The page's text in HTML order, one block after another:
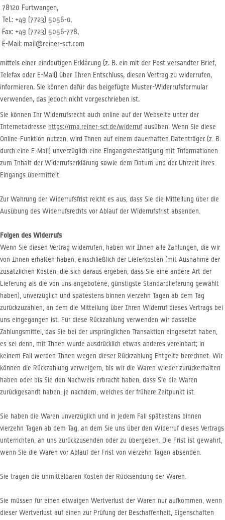
78120 Furtwangen,
Tel.: +49 (7723) 5056-0,
Fax: +49 (7723) 5056-778,
E-Mail: mail@reiner-sct.com
mittels einer eindeutigen Erklärung (z. B. ein mit der Post versandter Brief,
Telefax oder E-Mail) über Ihren Entschluss, diesen Vertrag zu widerrufen,
informieren. Sie können dafür das beigefügte Muster-Widerrufsformular
verwenden, das jedoch nicht vorgeschrieben ist.
Sie können Ihr Widerrufsrecht auch online auf der Webseite unter der
Internetadresse https://rma.reiner-sct.de/widerruf ausüben. Wenn Sie diese
Online-Funktion nutzen, wird Ihnen auf einem dauerhaften Datenträger (z. B.
durch eine E-Mail) unverzüglich eine Eingangsbestätigung mit Informationen
zum Inhalt der Widerrufserklärung sowie dem Datum und der Uhrzeit ihres
Eingangs übermittelt.
Zur Wahrung der Widerrufsfrist reicht es aus, dass Sie die Mitteilung über die
Ausübung des Widerrufsrechts vor Ablauf der Widerrufsfrist absenden.
Folgen des Widerrufs
Wenn Sie diesen Vertrag widerrufen, haben wir Ihnen alle Zahlungen, die wir
von Ihnen erhalten haben, einschließlich der Lieferkosten (mit Ausnahme der
zusätzlichen Kosten, die sich daraus ergeben, dass Sie eine andere Art der
Lieferung als die von uns angebotene, günstigste Standardlieferung gewählt
haben), unverzüglich und spätestens binnen vierzehn Tagen ab dem Tag
zurückzuzahlen, an dem die Mitteilung über Ihren Widerruf dieses Vertrags bei
uns eingegangen ist. Für diese Rückzahlung verwenden wir dasselbe
Zahlungsmittel, das Sie bei der ursprünglichen Transaktion eingesetzt haben,
es sei denn, mit Ihnen wurde ausdrücklich etwas anderes vereinbart; in
keinem Fall werden Ihnen wegen dieser Rückzahlung Entgelte berechnet. Wir
können die Rückzahlung verweigern, bis wir die Waren wieder zurückerhalten
haben oder bis Sie den Nachweis erbracht haben, dass Sie die Waren
zurückgesandt haben, je nachdem, welches der frühere Zeitpunkt ist.
Sie haben die Waren unverzüglich und in jedem Fall spätestens binnen
vierzehn Tagen ab dem Tag, an dem Sie uns über den Widerruf dieses Vertrags
unterrichten, an uns zurückzusenden oder zu übergeben. Die Frist ist gewahrt,
wenn Sie die Waren vor Ablauf der Frist von vierzehn Tagen absenden.
Sie tragen die unmittelbaren Kosten der Rücksendung der Waren.
Sie müssen für einen etwaigen Wertverlust der Waren nur aufkommen, wenn
dieser Wertverlust auf einen zur Prüfung der Beschaffenheit, Eigenschaften